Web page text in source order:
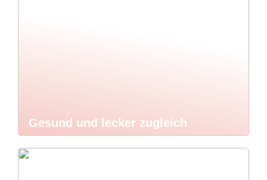
Gesund und lecker zugleich